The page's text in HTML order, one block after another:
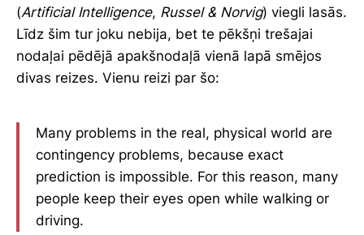
(Artificial Intelligence, Russel & Norvig) viegli lasās.
Līdz šim tur joku nebija, bet te pēkšņi trešajai
nodaļai pēdējā apakšnodaļā vienā lapā smējos
divas reizes. Vienu reizi par šo:
Many problems in the real, physical world are
contingency problems, because exact
prediction is impossible. For this reason, many
people keep their eyes open while walking or
driving.